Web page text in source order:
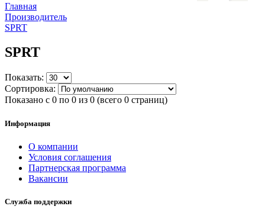
Главная
Производитель
SPRT
SPRT
Показать:
Сортировка:
Показано с 0 по 0 из 0 (всего 0 страниц)
Информация
О компании
Условия соглашения
Партнерская программа
Вакансии
Служба поддержки